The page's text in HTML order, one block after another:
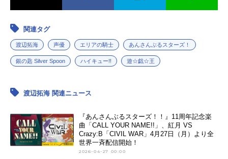
関連タグ
渡辺拓海 声優 エリアの騎士 あんさんぶるスターズ！
銀の匙 Silver Spoon ハイキュー!! 遊☆戯☆王
渡辺拓海 関連ニュース
『あんさんぶるスターズ！！』11周年記念楽
曲「CALL YOUR NAME!!」、紅月 VS
Crazy:B「CIVIL WAR」4月27日（月）より全
世界一斉配信開始！
2026-04-27 00:00